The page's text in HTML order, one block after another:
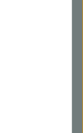
am
in
entschlüsseln.
von warmer